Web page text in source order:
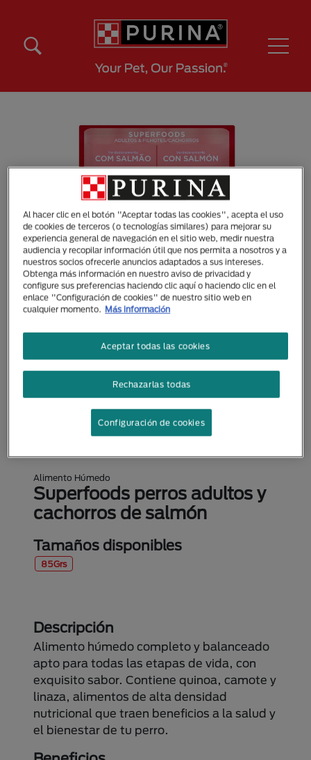
Alimento Húmedo
Superfoods perros adultos y
cachorros de salmón
Tamaños disponibles
85Grs
Descripción
Alimento húmedo completo y balanceado
apto para todas las etapas de vida, con
exquisito sabor. Contiene quinoa, camote y
linaza, alimentos de alta densidad
nutricional que traen beneficios a la salud y
el bienestar de tu perro.
Al hacer clic en el botón "Aceptar todas las cookies", acepta el uso
de cookies de terceros (o tecnologías similares) para mejorar su
experiencia general de navegación en el sitio web, medir nuestra
audiencia y recopilar información útil que nos permita a nosotros y a
nuestros socios ofrecerle anuncios adaptados a sus intereses.
Obtenga más información en nuestro aviso de privacidad y
configure sus preferencias haciendo clic aquí o haciendo clic en el
enlace "Configuración de cookies" de nuestro sitio web en
cualquier momento.
Más información
Rechazarlas todas
Aceptar todas las cookies
Configuración de cookies